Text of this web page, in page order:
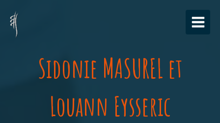
Sidonie MASUREL et
Louann Eysseric